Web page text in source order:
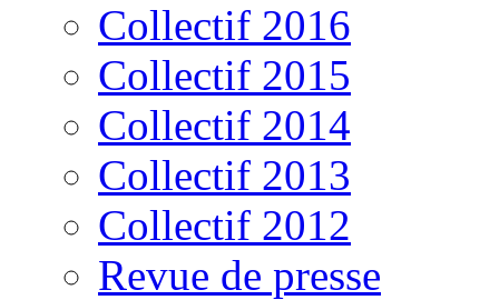
Collectif 2016
Collectif 2015
Collectif 2014
Collectif 2013
Collectif 2012
Revue de presse